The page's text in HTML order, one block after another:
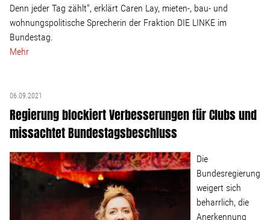
Denn jeder Tag zählt", erklärt Caren Lay, mieten-, bau- und
wohnungspolitische Sprecherin der Fraktion DIE LINKE im
Bundestag.
Mehr
06.09.2021
Regierung blockiert Verbesserungen für Clubs und
missachtet Bundestagsbeschluss
Die
Bundesregierung
weigert sich
beharrlich, die
Anerkennung